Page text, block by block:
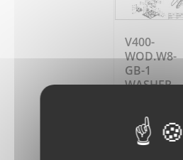
V400-
WOD.W8-
GB-1
WASHER